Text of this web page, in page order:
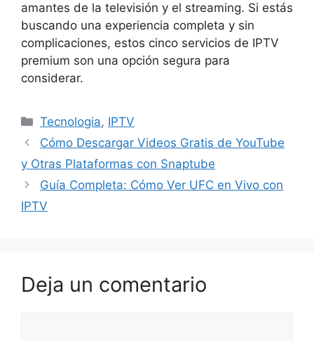
amantes de la televisión y el streaming. Si estás
buscando una experiencia completa y sin
complicaciones, estos cinco servicios de IPTV
premium son una opción segura para
considerar.
Categorías
Tecnologia, IPTV
Cómo Descargar Videos Gratis de YouTube
y Otras Plataformas con Snaptube
Guía Completa: Cómo Ver UFC en Vivo con
IPTV
Deja un comentario